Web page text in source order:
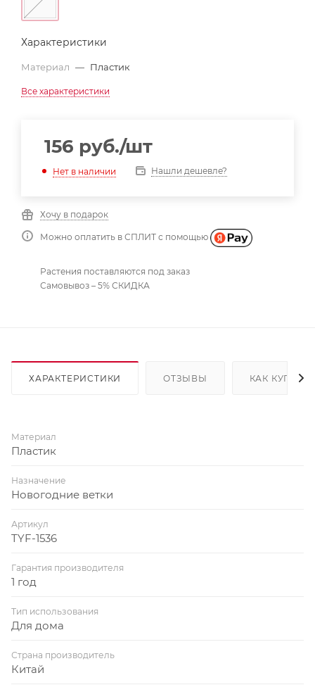
Характеристики
Материал — Пластик
Все характеристики
156 руб./шт
Нет в наличии Нашли дешевле?
Хочу в подарок
Можно оплатить в СПЛИТ с помощью
Растения поставляются под заказ
Самовывоз – 5% СКИДКА
ХАРАКТЕРИСТИКИ ОТЗЫВЫ КАК КУПИТЬ
Материал
Пластик
Назначение
Новогодние ветки
Артикул
TYF-1536
Гарантия производителя
1 год
Тип использования
Для дома
Страна производитель
Китай